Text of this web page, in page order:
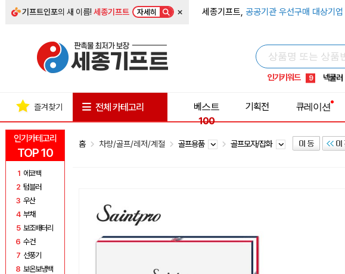
기프트인포의 새 이름!세종기프트 자세히 × 세종기프트, 공공기관 우선구매 대상기업
인기키워드
5 키캡
8 쿨토시
9 넥쿨러
1 선풍기
인기카테고리
TOP 10
1 에코백
2 텀블러
3 우산
4 부채
5 보조배터리
6 수건
7 선풍기
8 보온보냉백
즐겨찾기 전체 카테고리
베스트
100
기획전 큐레이션
홈 차량/골프/레저/계절 골프용품 골프모자/잡화